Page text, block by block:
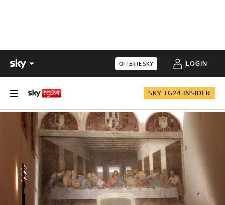
OFFERTE SKY LOGIN
SKY TG24 INSIDER